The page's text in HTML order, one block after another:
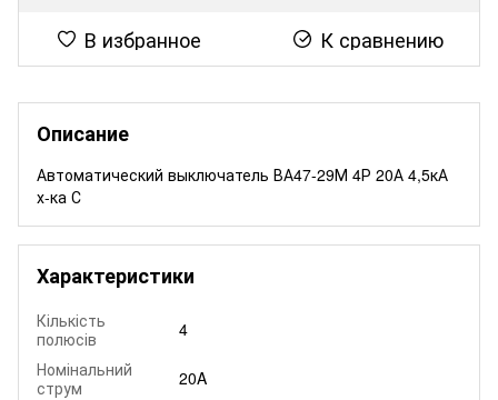
В избранное К сравнению
Описание
Автоматический выключатель ВА47-29М 4Р 20А 4,5кА
х-ка С
Характеристики
Кількість
полюсів
4
Номінальний
струм
20A